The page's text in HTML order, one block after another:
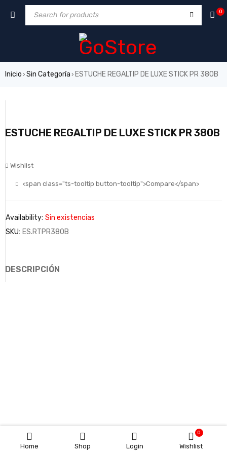
Home Shop Login Wishlist
0
0
Inicio › Sin Categoría › ESTUCHE REGALTIP DE LUXE STICK PR 380B
ESTUCHE REGALTIP DE LUXE STICK PR 380B
Wishlist
<span class="ts-tooltip button-tooltip">Compare</span>
Availability: Sin existencias
SKU: ES.RTPR380B
DESCRIPCIÓN